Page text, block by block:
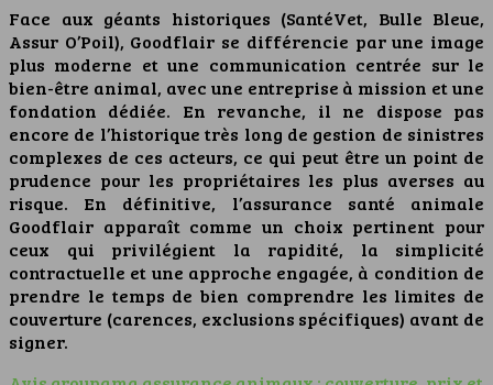
Face aux géants historiques (SantéVet, Bulle Bleue,
Assur O’Poil), Goodflair se différencie par une image
plus moderne et une communication centrée sur le
bien-être animal, avec une entreprise à mission et une
fondation dédiée. En revanche, il ne dispose pas
encore de l’historique très long de gestion de sinistres
complexes de ces acteurs, ce qui peut être un point de
prudence pour les propriétaires les plus averses au
risque. En définitive, l’assurance santé animale
Goodflair apparaît comme un choix pertinent pour
ceux qui privilégient la rapidité, la simplicité
contractuelle et une approche engagée, à condition de
prendre le temps de bien comprendre les limites de
couverture (carences, exclusions spécifiques) avant de
signer.